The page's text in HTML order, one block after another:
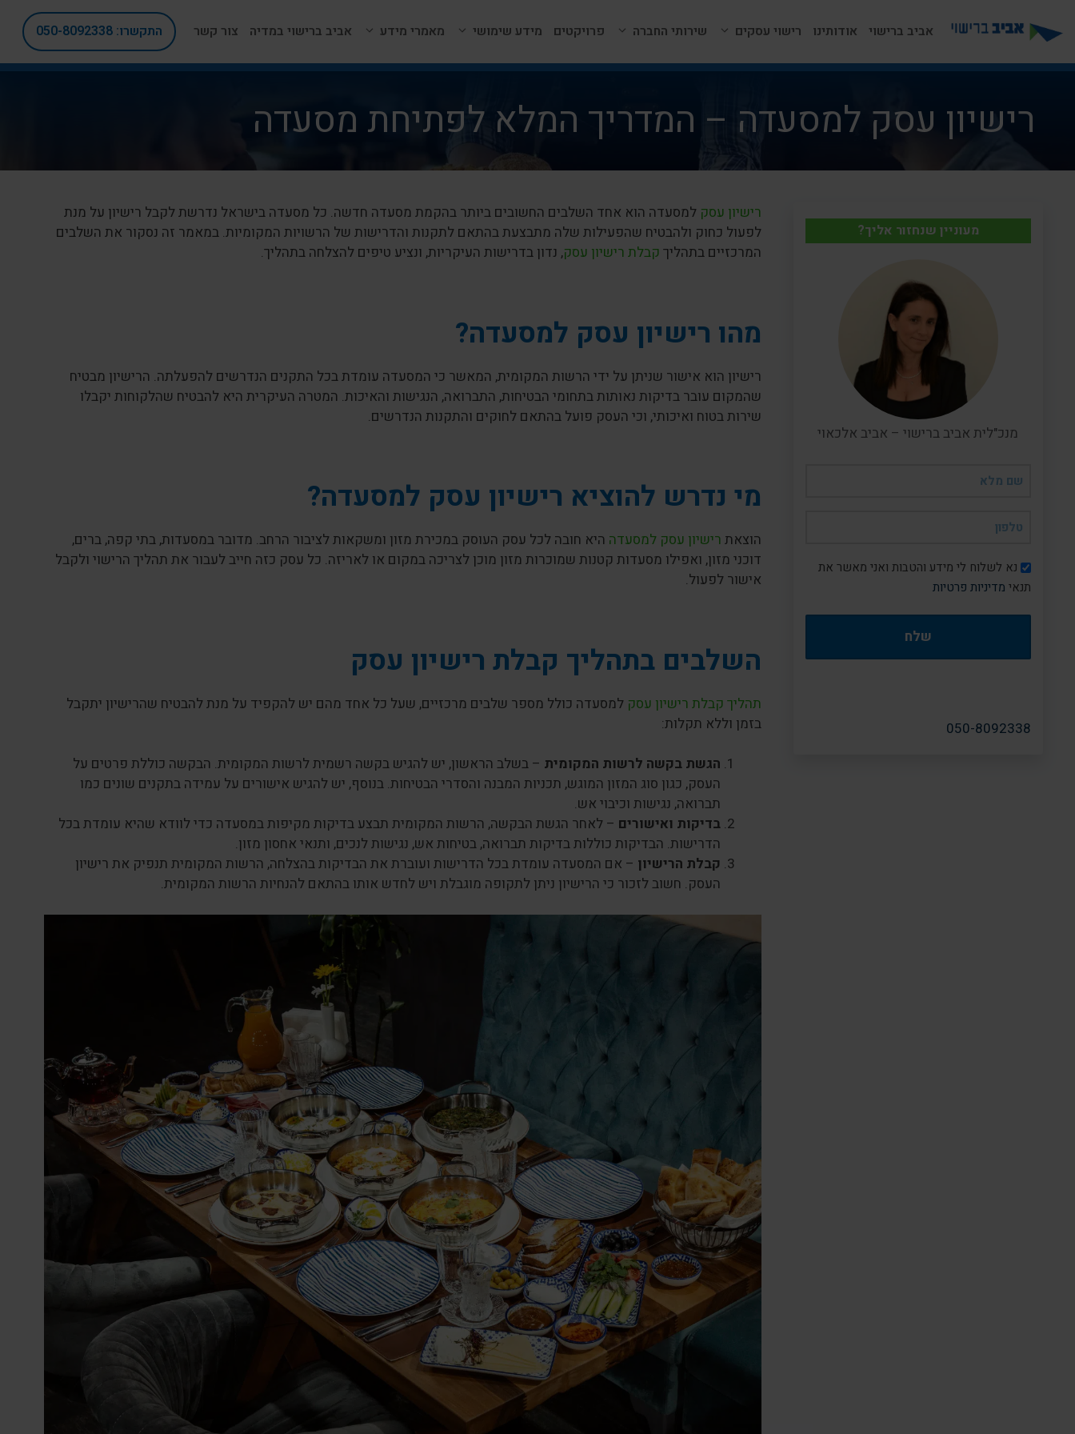
לתוכן
אביב ברישוי אודותינו רישוי עסקים שירותי החברה פרויקטים מידע שימושי מאמרי מידע אביב ברישוי במדיה צור קשר התקשרו: 050-8092338
רישיון עסק למסעדה – המדריך המלא לפתיחת מסעדה
רישיון עסק למסעדה הוא אחד השלבים החשובים ביותר בהקמת מסעדה חדשה. כל מסעדה בישראל נדרשת לקבל רישיון על מנת
לפעול כחוק ולהבטיח שהפעילות שלה מתבצעת בהתאם לתקנות והדרישות של הרשויות המקומיות. במאמר זה נסקור את השלבים
המרכזיים בתהליך קבלת רישיון עסק, נדון בדרישות העיקריות, ונציע טיפים להצלחה בתהליך.
מהו רישיון עסק למסעדה?
רישיון הוא אישור שניתן על ידי הרשות המקומית, המאשר כי המסעדה עומדת בכל התקנים הנדרשים להפעלתה. הרישיון מבטיח
שהמקום עובר בדיקות נאותות בתחומי הבטיחות, התברואה, הנגישות והאיכות. המטרה העיקרית היא להבטיח שהלקוחות יקבלו
שירות בטוח ואיכותי, וכי העסק פועל בהתאם לחוקים והתקנות הנדרשים.
מי נדרש להוציא רישיון עסק למסעדה?
הוצאת רישיון עסק למסעדה היא חובה לכל עסק העוסק במכירת מזון ומשקאות לציבור הרחב. מדובר במסעדות, בתי קפה, ברים,
דוכני מזון, ואפילו מסעדות קטנות שמוכרות מזון מוכן לצריכה במקום או לאריזה. כל עסק כזה חייב לעבור את תהליך הרישוי ולקבל
אישור לפעול.
השלבים בתהליך קבלת רישיון עסק
תהליך קבלת רישיון עסק למסעדה כולל מספר שלבים מרכזיים, שעל כל אחד מהם יש להקפיד על מנת להבטיח שהרישיון יתקבל
בזמן וללא תקלות:
הגשת בקשה לרשות המקומית – בשלב הראשון, יש להגיש בקשה רשמית לרשות המקומית. הבקשה כוללת פרטים על
העסק, כגון סוג המזון המוגש, תכניות המבנה והסדרי הבטיחות. בנוסף, יש להגיש אישורים על עמידה בתקנים שונים כמו
תברואה, נגישות וכיבוי אש.
בדיקות ואישורים – לאחר הגשת הבקשה, הרשות המקומית תבצע בדיקות מקיפות במסעדה כדי לוודא שהיא עומדת בכל
הדרישות. הבדיקות כוללות בדיקות תברואה, בטיחות אש, נגישות לנכים, ותנאי אחסון מזון.
קבלת הרישיון – אם המסעדה עומדת בכל הדרישות ועוברת את הבדיקות בהצלחה, הרשות המקומית תנפיק את רישיון
העסק. חשוב לזכור כי הרישיון ניתן לתקופה מוגבלת ויש לחדש אותו בהתאם להנחיות הרשות המקומית.
מעוניין שנחזור אליך?
מנכ"לית אביב ברישוי – אביב אלכאוי
דיוורנא לשלוח לי מידע והטבות ואני מאשר את
תנאי מדיניות פרטיות
050-8092338